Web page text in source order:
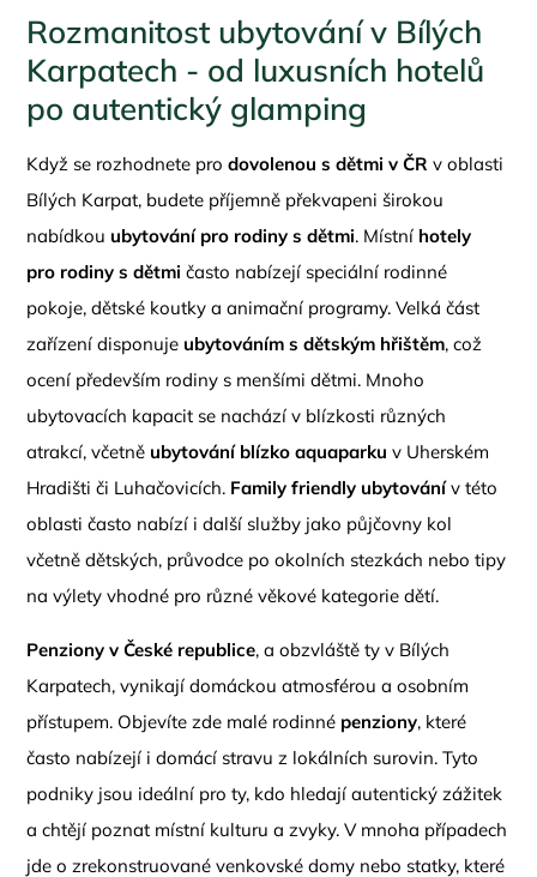
Rozmanitost ubytování v Bílých
Karpatech - od luxusních hotelů
po autentický glamping
Když se rozhodnete prodovolenou s dětmi v ČR v oblasti
Bílých Karpat, budete příjemně překvapeni širokou
nabídkou ubytování pro rodiny s dětmi. Místní hotely
pro rodiny s dětmi často nabízejí speciální rodinné
pokoje, dětské koutky a animační programy. Velká část
zařízení disponuje ubytováním s dětským hřištěm, což
ocení především rodiny s menšími dětmi. Mnoho
ubytovacích kapacit se nachází v blízkosti různých
atrakcí, včetně ubytování blízko aquaparku v Uherském
Hradišti či Luhačovicích. Family friendly ubytovánív této
oblasti často nabízí i další služby jako půjčovny kol
včetně dětských, průvodce po okolních stezkách nebo tipy
na výlety vhodné pro různé věkové kategorie dětí.
Penziony v České republice, a obzvláště ty v Bílých
Karpatech, vynikají domáckou atmosférou a osobním
přístupem. Objevíte zde malé rodinné penziony, které
často nabízejí i domácí stravu z lokálních surovin. Tyto
podniky jsou ideální pro ty, kdo hledají autentický zážitek
a chtějí poznat místní kulturu a zvyky. V mnoha případech
jde o zrekonstruované venkovské domy nebo statky, které